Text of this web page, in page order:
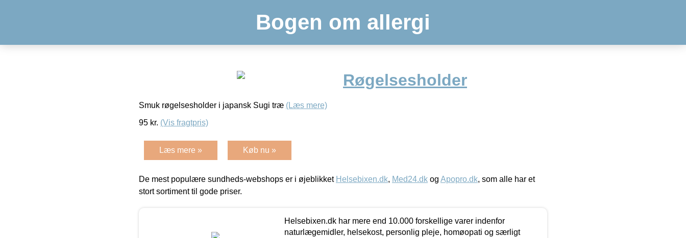
Bogen om allergi
Røgelsesholder
Smuk røgelsesholder i japansk Sugi træ (Læs mere)
95 kr. (Vis fragtpris)
Læs mere » Køb nu »
De mest populære sundheds-webshops er i øjeblikket Helsebixen.dk, Med24.dk og Apopro.dk, som alle har et
stort sortiment til gode priser.
Helsebixen.dk har mere end 10.000 forskellige varer indenfor
naturlægemidler, helsekost, personlig pleje, homøopati og særligt